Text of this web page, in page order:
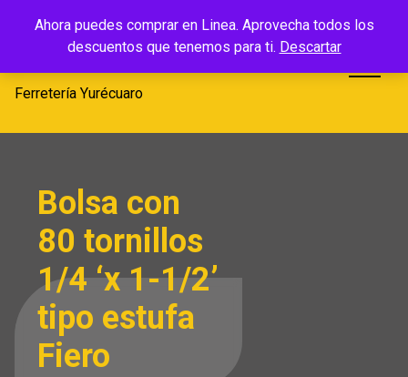
Ahora puedes comprar en Linea. Aprovecha todos los
descuentos que tenemos para ti. Descartar
Ferretería
Yurécuaro
Ferretería Yurécuaro
Bolsa con
80 tornillos
1/4 ‘x 1-1/2’
tipo estufa
Fiero